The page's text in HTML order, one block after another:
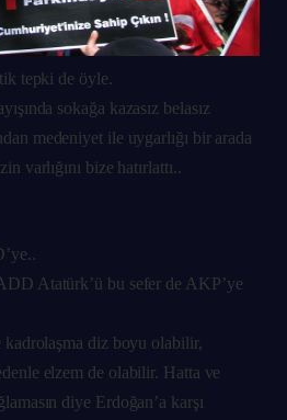
tepki de öyle.
sokağa kazasız belasız
medeniyet ile uygarlığı bir arada
varlığını bize hatırlattı..
Atatürk’ü bu sefer de AKP’ye
diz boyu olabilir,
elzem de olabilir. Hatta ve
diye Erdoğan’a karşı